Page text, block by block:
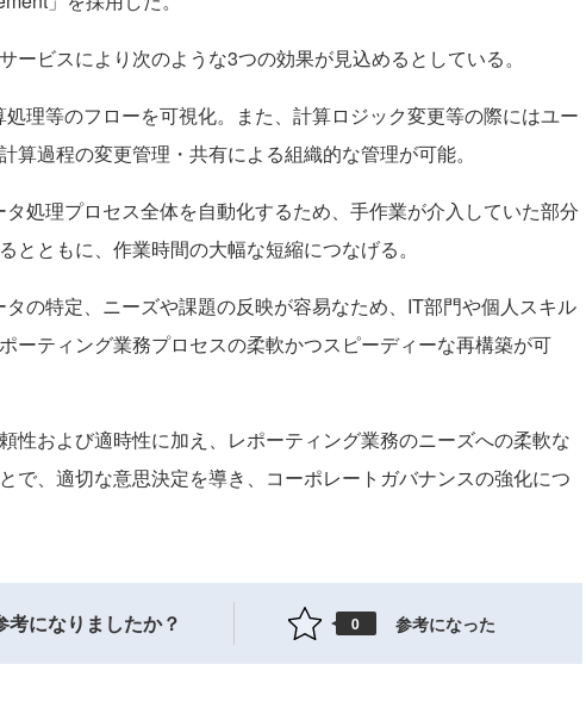
ービスにより次のような3つの効果が見込めるとしている。
理等のフローを可視化。また、計算ロジック変更等の際にはユー
算過程の変更管理・共有による組織的な管理が可能。
処理プロセス全体を自動化するため、手作業が介入していた部分
とともに、作業時間の大幅な短縮につなげる。
の特定、ニーズや課題の反映が容易なため、IT部門や個人スキル
ーティング業務プロセスの柔軟かつスピーディーな再構築が可
性および適時性に加え、レポーティング業務のニーズへの柔軟な
で、適切な意思決定を導き、コーポレートガバナンスの強化につ
考になりましたか？ 0 参考になった